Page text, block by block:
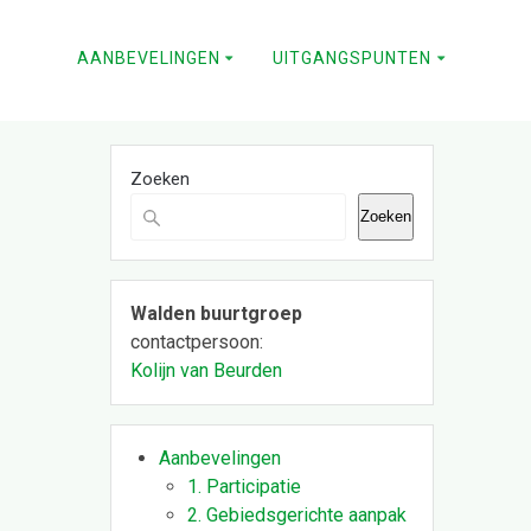
AANBEVELINGEN UITGANGSPUNTEN
Zoeken
Zoeken
Walden buurtgroep
contactpersoon:
Kolijn van Beurden
Aanbevelingen
1. Participatie
2. Gebiedsgerichte aanpak